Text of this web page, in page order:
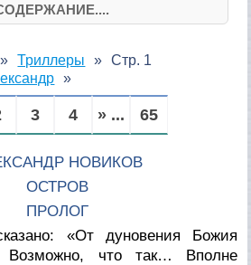
Триллеры
Стр. 1
3 4 » ... 65
НОВИКОВ
ОСТРОВ
ПРОЛОГ
«От дуновения Божия
Возможно, что так… Вполне